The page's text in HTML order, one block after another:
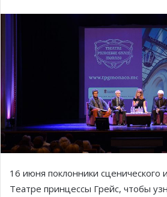
16 июня поклонники сценического
Театре принцессы Грейс, чтобы